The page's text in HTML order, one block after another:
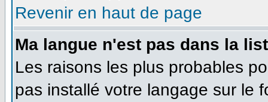
Revenir en haut de page
Ma langue n'est pas dans la
Les raisons les plus probables
pas installé votre langage sur le